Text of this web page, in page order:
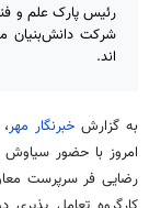
شرکت دانش‌بنیان
اند.
به گزارشخبرنگار مهر
امروز با حضور
رضایی فر سرپرست